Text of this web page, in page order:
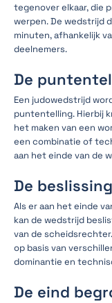
tegenover elkaar, die
werpen. De wedstrijd
minuten, afhankelijk
deelnemers.
De
Een judowedstrijd
puntentelling. Hierbij
het maken van een
een combinatie of
aan het einde van de
De beslissing
Als er aan het einde
kan de wedstrijd
van de
op basis van
dominantie en
De eind